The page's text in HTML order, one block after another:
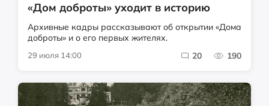
«Дом доброты» уходит в историю
Архивные кадры рассказывают об открытии «Дома
доброты» и о его первых жителях.
29 июля 14:00 20 190